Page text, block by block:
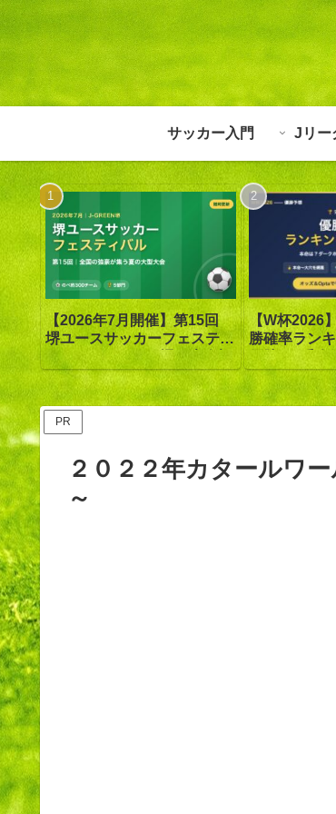
サッカー入門 Jリー
【2026年7月開催】第15回
堺ユースサッカーフェスティ
バル in J-GREEN堺｜大会概
要・日程・参加カテゴリ【随
時更新】
【W杯2026
勝確率ラン
優勝は1番
ッズ答え合
証】
PR
２０２２年カタールワ
～